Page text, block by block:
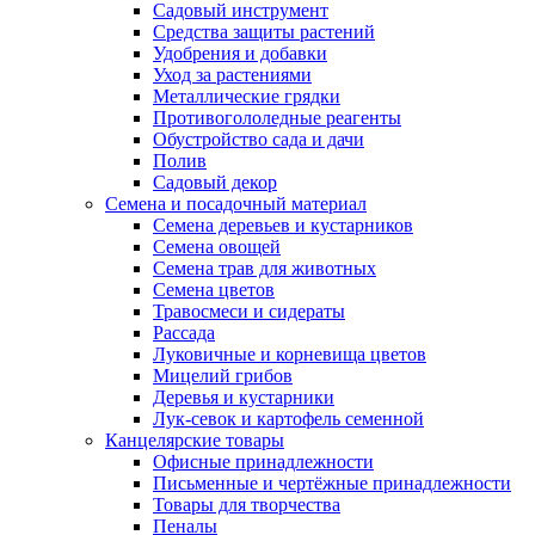
Садовый инструмент
Средства защиты растений
Удобрения и добавки
Уход за растениями
Металлические грядки
Противогололедные реагенты
Обустройство сада и дачи
Полив
Садовый декор
Семена и посадочный материал
Семена деревьев и кустарников
Семена овощей
Семена трав для животных
Семена цветов
Травосмеси и сидераты
Рассада
Луковичные и корневища цветов
Мицелий грибов
Деревья и кустарники
Лук-севок и картофель семенной
Канцелярские товары
Офисные принадлежности
Письменные и чертёжные принадлежности
Товары для творчества
Пеналы